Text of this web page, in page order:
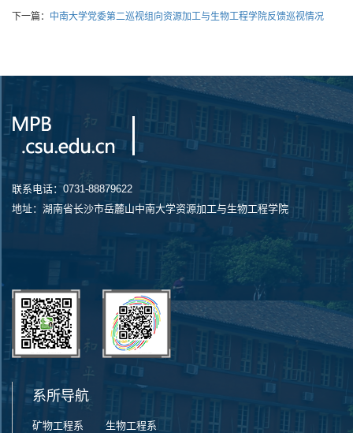
下一篇： 中南大学党委第二巡视组向资源加工与生物工程学院反馈巡视情况
联系电话：0731-88879622
地址：湖南省长沙市岳麓山中南大学资源加工与生物工程学院
系所导航
矿物工程系 生物工程系